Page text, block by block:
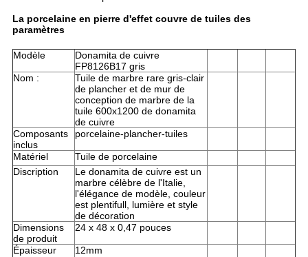
La porcelaine en pierre d'effet couvre de tuiles des
paramètres
Modèle
Donamita de cuivre
FP8126B17 gris
Nom :
Tuile de marbre rare gris-clair
de plancher et de mur de
conception de marbre de la
tuile 600x1200 de donamita
de cuivre
Composants
inclus
porcelaine-plancher-tuiles
Matériel
Tuile de porcelaine
Discription
Le donamita de cuivre est un
marbre célèbre de l'Italie,
l'élégance de modèle, couleur
est plentifull, lumière et style
de décoration
Dimensions
de produit
24 x 48 x 0,47 pouces
Épaisseur
12mm